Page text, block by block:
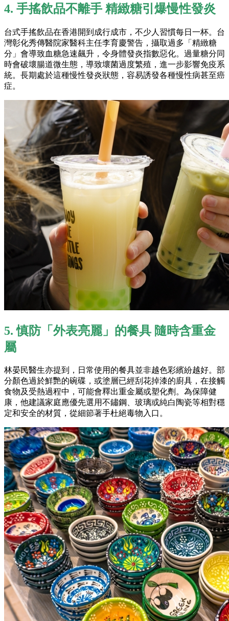
4. 手搖飲品不離手 精緻糖引爆慢性發炎
台式手搖飲品在香港開到成行成市，不少人習慣每日一杯。台
灣彰化秀傳醫院家醫科主任李育慶警告，攝取過多「精緻糖
分」會導致血糖急速飆升，令身體發炎指數惡化。過量糖分同
時會破壞腸道微生態，導致壞菌過度繁殖，進一步影響免疫系
統。長期處於這種慢性發炎狀態，容易誘發各種慢性病甚至癌
症。
5. 慎防「外表亮麗」的餐具 隨時含重金
屬
林晏民醫生亦提到，日常使用的餐具並非越色彩繽紛越好。部
分顏色過於鮮艷的碗碟，或塗層已經刮花掉漆的廚具，在接觸
食物及受熱過程中，可能會釋出重金屬或塑化劑。為保障健
康，他建議家庭應優先選用不鏽鋼、玻璃或純白陶瓷等相對穩
定和安全的材質，從細節著手杜絕毒物入口。